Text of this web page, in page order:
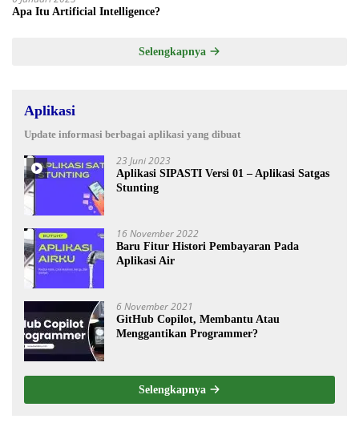
Apa Itu Artificial Intelligence?
Selengkapnya
Aplikasi
Update informasi berbagai aplikasi yang dibuat
23 Juni 2023
Aplikasi SIPASTI Versi 01 – Aplikasi Satgas
Stunting
16 November 2022
Baru Fitur Histori Pembayaran Pada
Aplikasi Air
6 November 2021
GitHub Copilot, Membantu Atau
Menggantikan Programmer?
Selengkapnya